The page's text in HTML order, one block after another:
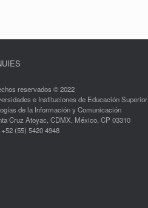
reservados © 2022
e Instituciones de Educación Superior
de la Información y Comunicación
Cruz Atoyac, CDMX, México, CP 03310
+52 (55) 5420 4948